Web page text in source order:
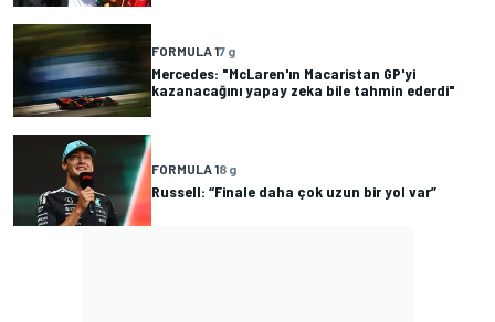
FORMULA 17 g
Mercedes: "McLaren'ın Macaristan GP'yi
kazanacağını yapay zeka bile tahmin ederdi"
FORMULA 18 g
Russell: “Finale daha çok uzun bir yol var”